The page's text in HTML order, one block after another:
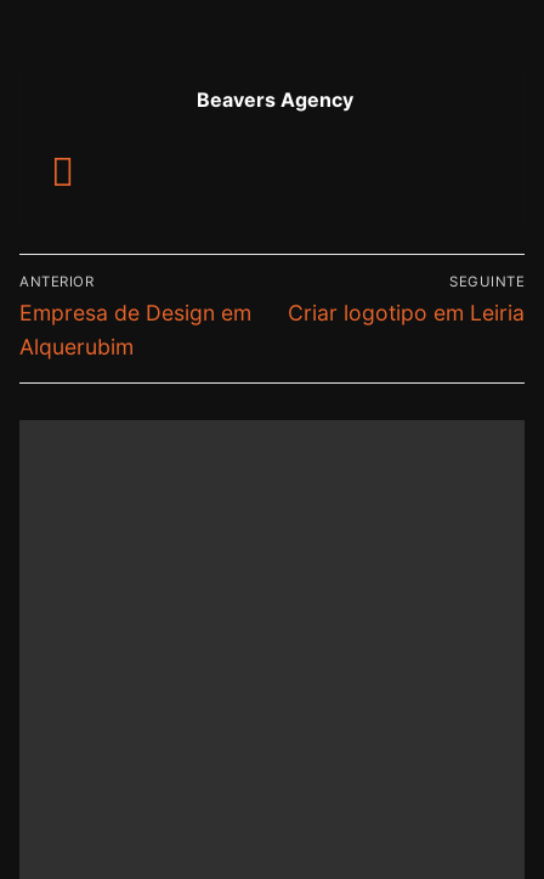
Beavers Agency
ANTERIOR
Empresa de Design em
Alquerubim
SEGUINTE
Criar logotipo em Leiria